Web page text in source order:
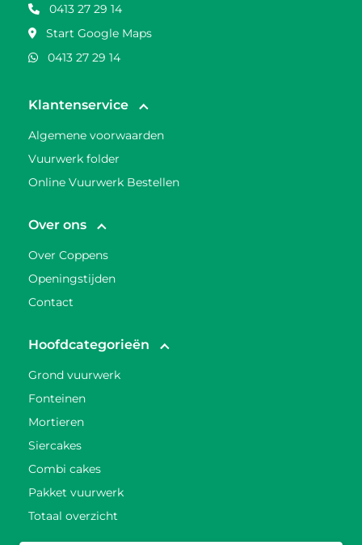
0413 27 29 14
Start Google Maps
0413 27 29 14
Klantenservice
Algemene voorwaarden
Vuurwerk folder
Online Vuurwerk Bestellen
Over ons
Over Coppens
Openingstijden
Contact
Hoofdcategorieën
Grond vuurwerk
Fonteinen
Mortieren
Siercakes
Combi cakes
Pakket vuurwerk
Totaal overzicht